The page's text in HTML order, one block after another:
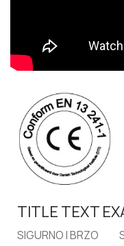
TITLE TEXT
SIGURNO I BRZO